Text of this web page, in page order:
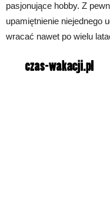
pasjonujące hobby. Z
upamiętnienie niejednego
wracać nawet po wielu